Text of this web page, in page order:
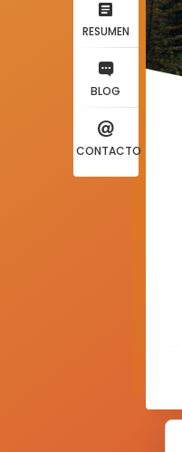
RESUMEN
BLOG
CONTACTO